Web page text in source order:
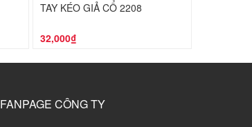
TAY KÉO GIẢ CỔ 2208
32,000₫
FANPAGE CÔNG TY